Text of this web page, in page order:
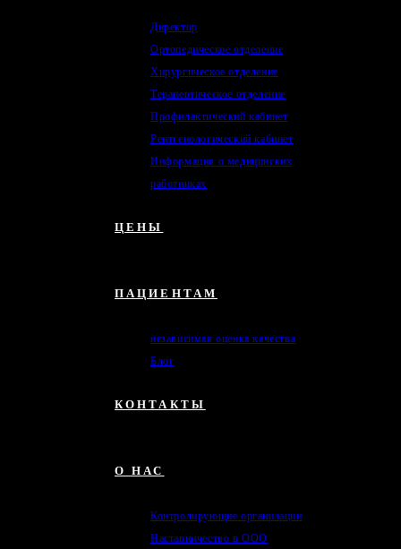
Директор
Ортопедическое отделение
Хирургическое отделение
Терапевтическое отделение
Профилактический кабинет
Рентгенологический кабинет
Информация о медицинских
работниках
ЦЕНЫ
ПАЦИЕНТАМ
независимая оценка качества
Блог
КОНТАКТЫ
О НАС
Контролирующие организации
Наставничество в ООО